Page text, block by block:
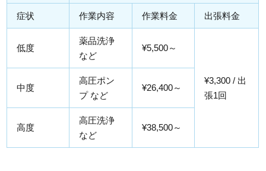
症状 作業内容 作業料金 出張料金
低度
薬品洗浄
など
¥5,500～
¥3,300 / 出
張1回
中度
高圧ポン
プ など
¥26,400～
高度
高圧洗浄
など
¥38,500～